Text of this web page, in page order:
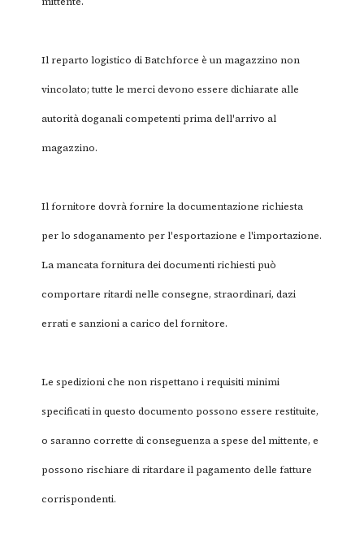
Il reparto logistico di Batchforce è un magazzino non
vincolato; tutte le merci devono essere dichiarate alle
autorità doganali competenti prima dell'arrivo al
magazzino.
Il fornitore dovrà fornire la documentazione richiesta
per lo sdoganamento per l'esportazione e l'importazione.
La mancata fornitura dei documenti richiesti può
comportare ritardi nelle consegne, straordinari, dazi
errati e sanzioni a carico del fornitore.
Le spedizioni che non rispettano i requisiti minimi
specificati in questo documento possono essere restituite,
o saranno corrette di conseguenza a spese del mittente, e
possono rischiare di ritardare il pagamento delle fatture
corrispondenti.